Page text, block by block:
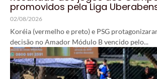
promovidos pela Liga
02/08/2026
Koréia (vermelho e preto) e PSG
decisão no Amador Módulo B vencido pelo...